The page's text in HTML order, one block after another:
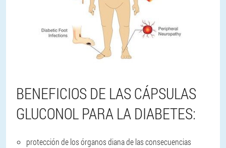
BENEFICIOS DE LAS CÁPSULAS
GLUCONOL PARA LA DIABETES:
protección de los órganos diana de las consecuencias